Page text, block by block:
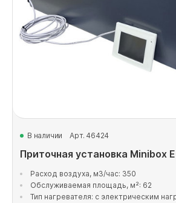
В наличии Арт. 46424
Приточная установка Minibox
Расход воздуха, м3/час: 350
Обслуживаемая площадь, м²: 62
Тип нагревателя: с электрическим